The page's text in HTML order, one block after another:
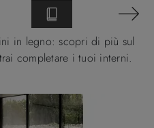
in legno: scopri di più sul
completare i tuoi interni.